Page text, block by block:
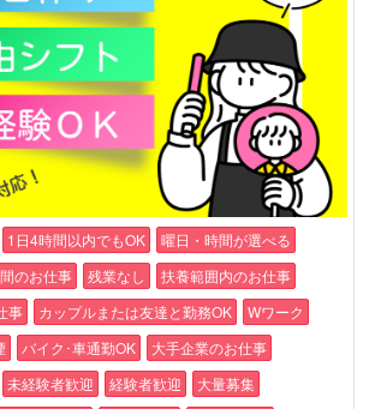
1日4時間以内でもOK
曜日・時間が選べる
のお仕事 残業なし
扶養範囲内のお仕事
事
カップルまたは友達と勤務OK
Wワーク
バイク･車通勤OK
大手企業のお仕事
未経験者歓迎 経験者歓迎
大量募集